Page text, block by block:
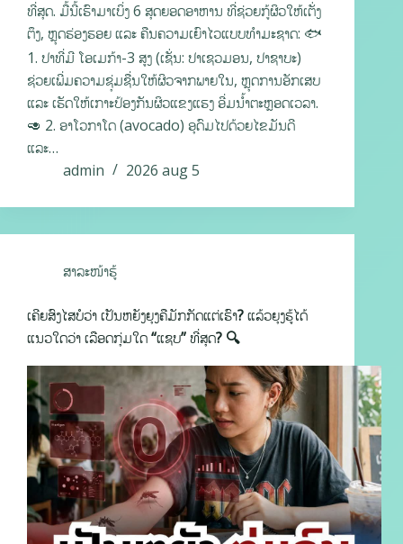
ທີ່ສຸດ. ມື້ນີ້ເຮົາມາເບິ່ງ 6 ສຸດຍອດອາຫານ ທີ່ຊ່ວຍກູ້ຜິວໃຫ້ເຕັ່ງ
ຕຶງ, ຫຼຸດຮ່ອງຮອຍ ແລະ ຄືນຄວາມເຍົາໄວແບບທຳມະຊາດ: 🐟
1. ປາທີ່ມີ ໂອເມກ້າ-3 ສູງ (ເຊັ່ນ: ປາເຊວມອນ, ປາຊາບະ)
ຊ່ວຍເພີ່ມຄວາມຊຸ່ມຊື່ນໃຫ້ຜິວຈາກພາຍໃນ, ຫຼຸດການອັກເສບ
ແລະ ເຮັດໃຫ້ເກາະປ້ອງກັນຜິວແຂງແຮງ ອີ່ມນ້ຳຕະຫຼອດເວລາ.
🥑 2. ອາໂວກາໂດ (avocado) ອຸດົມໄປດ້ວຍໄຂມັນດີ
ແລະ…
admin
2026 aug 5
ສາລະໜ້າຮູ້
ເຄີຍສົງໄສບໍວ່າ ເປັນຫຍັງຍຸງຄືມັກກັດແຕ່ເຮົາ? ແລ້ວຍຸງຮູ້ໄດ້
ແນວໃດວ່າ ເລືອດກຸ່ມໃດ “ແຊບ” ທີ່ສຸດ? 🔍